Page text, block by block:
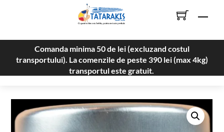
Comanda minima 50 de lei (excluzand costul
transportului). La comenzile de peste 390 lei (max 4kg)
transportul este gratuit.